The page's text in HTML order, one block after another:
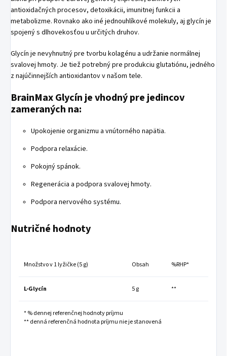
antioxidačných procesov, detoxikácii, imunitnej funkcii a
metabolizme. Rovnako ako iné jednouhlíkové molekuly, aj glycín je
spojený s dlhovekosťou u určitých druhov.
Glycín je nevyhnutný pre tvorbu kolagénu a udržanie normálnej
svalovej hmoty. Je tiež potrebný pre produkciu glutatiónu, jedného
z najúčinnejších antioxidantov v našom tele.
BrainMax Glycín je vhodný pre jedincov
zameraných na:
Upokojenie organizmu a vnútorného napätia.
Podpora relaxácie.
Pokojný spánok.
Regenerácia a podpora svalovej hmoty.
Podpora nervového systému.
Nutričné hodnoty
Množstvo v 1 lyžičke (5 g) Obsah %RHP*
L-Glycín 5 g **
* % dennej referenčnej hodnoty príjmu
** denná referenčná hodnota príjmu nie je stanovená